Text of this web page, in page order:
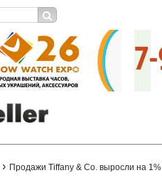
Продажи Tiffany & Co. выросли на 1%